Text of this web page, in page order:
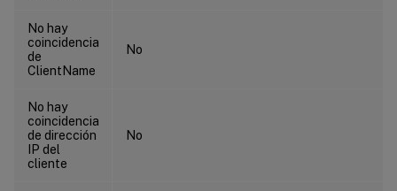
No hay
coincidencia
de
ClientName
No
No hay
coincidencia
de dirección
IP del
cliente
No